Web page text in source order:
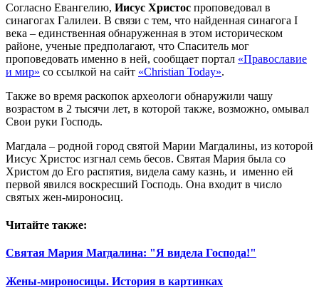
Согласно Евангелию, Иисус Христос проповедовал в
синагогах Галилеи. В связи с тем, что найденная синагога I
века – единственная обнаруженная в этом историческом
районе, ученые предполагают, что Спаситель мог
проповедовать именно в ней, сообщает портал «Православие
и мир» со ссылкой на сайт «Christian Today».
Также во время раскопок археологи обнаружили чашу
возрастом в 2 тысячи лет, в которой также, возможно, омывал
Свои руки Господь.
Магдала – родной город святой Марии Магдалины, из которой
Иисус Христос изгнал семь бесов. Святая Мария была со
Христом до Его распятия, видела саму казнь, и именно ей
первой явился воскресший Господь. Она входит в число
святых жен-мироносиц.
Читайте также:
Святая Мария Магдалина: "Я видела Господа!"
Жены-мироносицы. История в картинках